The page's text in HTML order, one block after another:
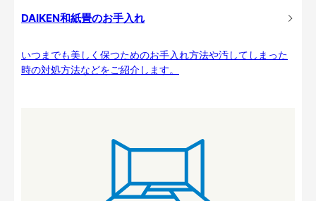
DAIKEN和紙畳のお手入れ
いつまでも美しく保つためのお手入れ方法や汚してしまった
時の対処方法などをご紹介します。